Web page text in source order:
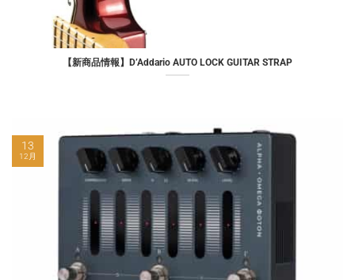
【新商品情報】D’Addario AUTO LOCK GUITAR STRAP
13
12月